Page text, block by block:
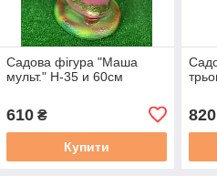
Садова фігура "Маша
мульт." Н-35 и 60см
610₴
Купити
820